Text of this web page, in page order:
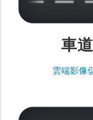
車
雲端影像